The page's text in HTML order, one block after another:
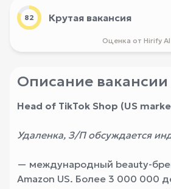
82 Крутая вакансия
Оценка от Hirify AI
Описание вакансии
Head of TikTok Shop (US
Удаленка, З/П обсуждается
— международный beauty-
Amazon US. Более 3 000 000